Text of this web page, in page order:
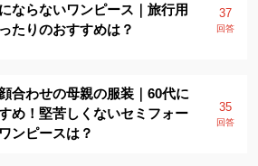
ならないワンピース｜旅行用
たりのおすすめは？
37
回答
合わせの母親の服装｜60代に
め！堅苦しくないセミフォー
ンピースは？
35
回答